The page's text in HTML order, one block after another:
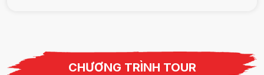
CHƯƠNG TRÌNH TOUR